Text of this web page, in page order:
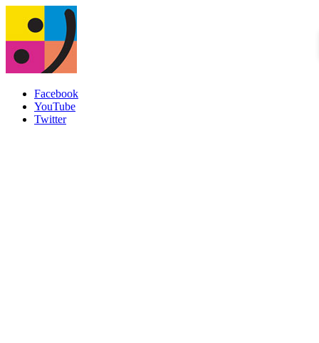
Facebook
YouTube
Twitter